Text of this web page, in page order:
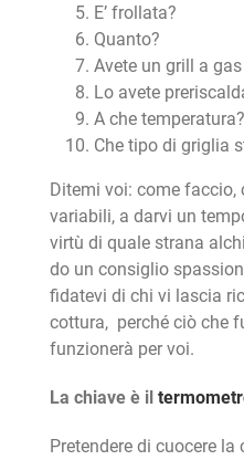
E’ frollata?
Quanto?
Avete un grill a
Lo avete
A che temperatura?
Che tipo di griglia
Ditemi voi: come faccio,
variabili, a darvi un
virtù di quale strana
do un consiglio
fidatevi di chi vi lascia
cottura, perché ciò che
funzionerà per voi.
La chiave è il
Pretendere di cuocere